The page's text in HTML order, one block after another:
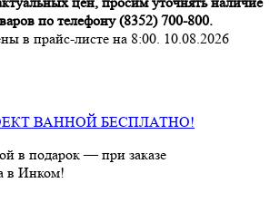
по телефону (8352) 700-800.
в прайс-листе на 8:00. 10.08.2026
ВАННОЙ БЕСПЛАТНО!
в подарок — при заказе
в Инком!